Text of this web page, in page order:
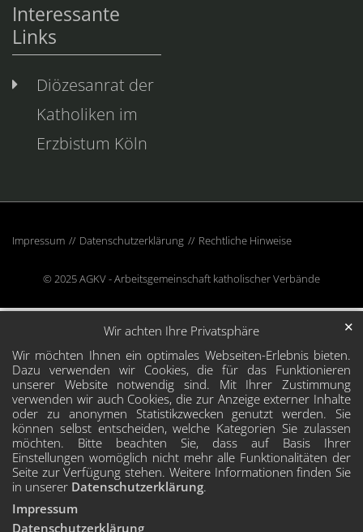
Wir achten Ihre Privatsphäre
Wir möchten Ihnen ein optimales Webseiten-Erlebnis bieten.
Dazu verwenden wir Cookies, die für das Funktionieren
unserer Website notwendig sind. Mit Ihrer Zustimmung
verwenden wir auch Cookies, die zur Anzeige externer Inhalte
oder zu anonymen Statistikzwecken genutzt werden. Sie
können selbst entscheiden, welche Kategorien Sie zulassen
möchten. Bitte beachten Sie, dass auf Basis Ihrer
Einstellungen womöglich nicht mehr alle Funktionalitäten der
Seite zur Verfügung stehen. Weitere Informationen finden Sie
in unserer Datenschutzerklärung.
✕
Impressum
Datenschutzerklärung
Interessante
Links
Diözesanrat der
Katholiken im
Erzbistum Köln
Impressum Datenschutzerklärung Rechtliche Hinweise
© 2025 AGKV - Arbeitsgemeinschaft katholischer Verbände